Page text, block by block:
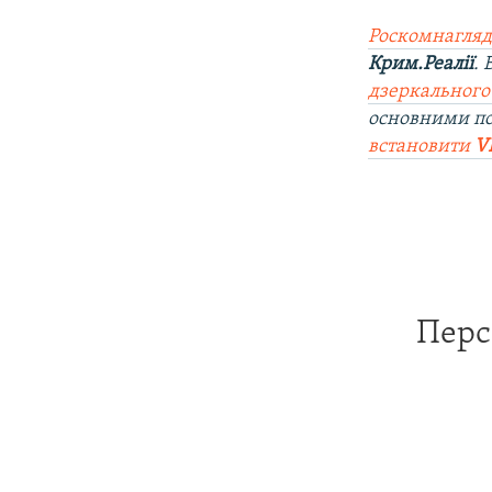
Крим.Реалії.
основними
встановити